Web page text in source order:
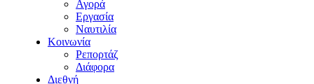
Αγορά
Εργασία
Ναυτιλία
Κοινωνία
Ρεπορτάζ
Διάφορα
Διεθνή